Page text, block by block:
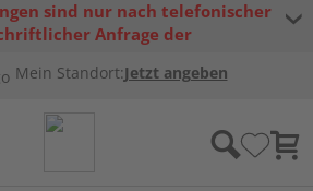
sind nur nach telefonischer
Anfrage der
Mein Standort:Jetzt angeben